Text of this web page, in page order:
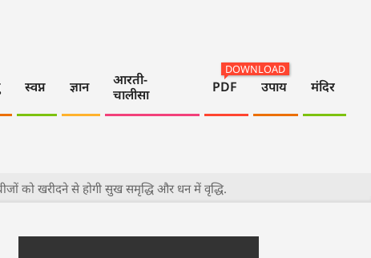
स्वप्न ज्ञान
आरती-
चालीसा
PDF
DOWNLOAD
उपाय मंदिर
को खरीदने से होगी सुख समृद्धि और धन में वृद्धि.